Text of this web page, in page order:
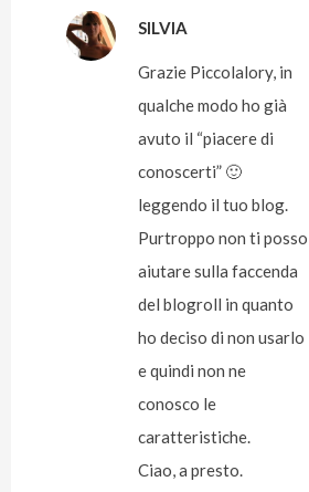
SILVIA
Grazie Piccolalory, in
qualche modo ho già
avuto il “piacere di
conoscerti” 🙂
leggendo il tuo blog.
Purtroppo non ti posso
aiutare sulla faccenda
del blogroll in quanto
ho deciso di non usarlo
e quindi non ne
conosco le
caratteristiche.
Ciao, a presto.